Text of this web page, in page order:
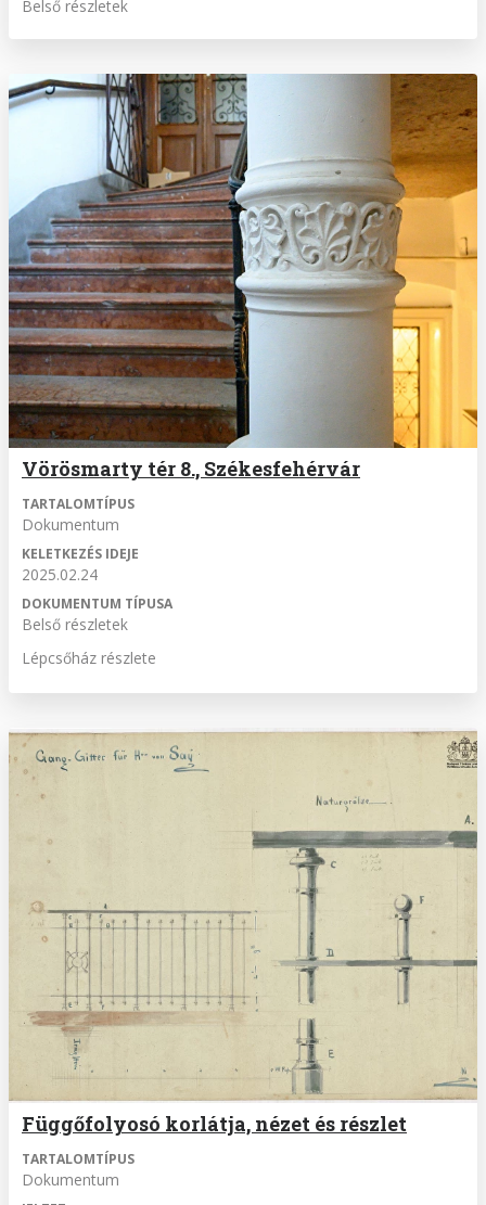
Belső részletek
Vörösmarty tér 8., Székesfehérvár
TARTALOMTÍPUS
Dokumentum
KELETKEZÉS IDEJE
2025.02.24
DOKUMENTUM TÍPUSA
Belső részletek
Lépcsőház részlete
Függőfolyosó korlátja, nézet és részlet
TARTALOMTÍPUS
Dokumentum